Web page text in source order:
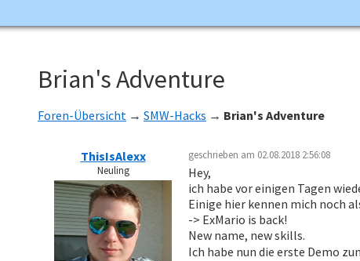
Brian's Adventure
Foren-Übersicht → SMW-Hacks → Brian's Adventure
ThisIsAlexx
Neuling
geschrieben am 02.08.2018 2:56:08
Hey,
ich habe vor einigen Tagen
Einige hier kennen mich noch
-> ExMario is back!
New name, new skills.
Ich habe nun die erste Demo